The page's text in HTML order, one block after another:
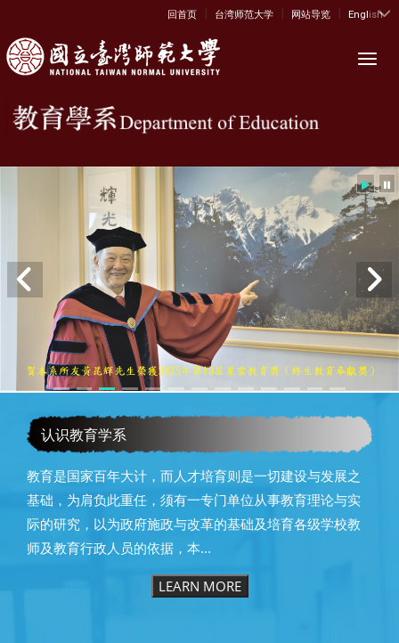
:::
回首页 | 台湾师范大学 | 网站导览 | English
认识教育学系
教育是国家百年大计，而人才培育则是一切建设与发展之
基础，为肩负此重任，须有一专门单位从事教育理论与实
际的研究，以为政府施政与改革的基础及培育各级学校教
师及教育行政人员的依据，本...
LEARN MORE